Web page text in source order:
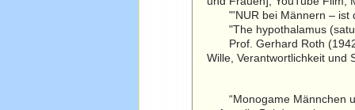
"'NUR bei Männern – ist
"The hypothalamus
Prof. Gerhard Roth (1942-
Wille, Verantwortlichkeit und
“Monogame Männchen